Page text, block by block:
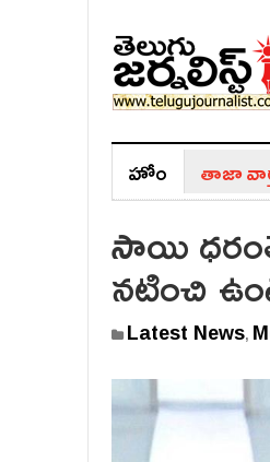
హోం తాజా
సాయి
నటించి
Latest News,